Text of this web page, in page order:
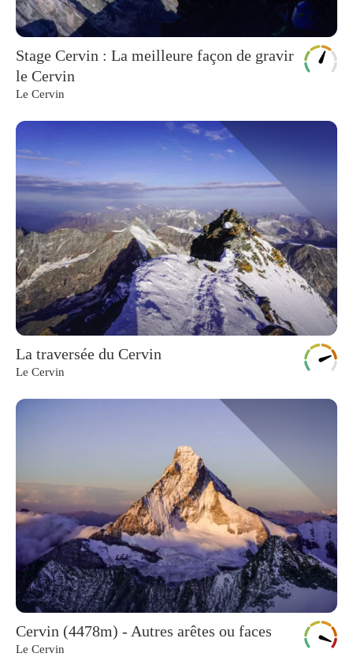
Stage Cervin : La meilleure façon de gravir
le Cervin
Le Cervin
La traversée du Cervin
Le Cervin
Cervin (4478m) - Autres arêtes ou faces
Le Cervin